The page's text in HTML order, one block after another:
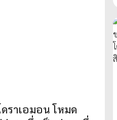
ราเอมอน โหมด